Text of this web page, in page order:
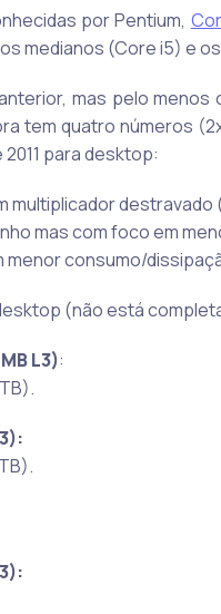
por Pentium,
medianos (Core i5) e
mas pelo
tem quatro números
para desktop:
multiplicador
mas com foco em
menor consumo/
(não está
L3):